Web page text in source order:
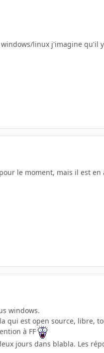
linux j'imagine qu'il
le moment, mais il est
windows.
qui est open source, libre,
à FF
jours dans blabla. Les